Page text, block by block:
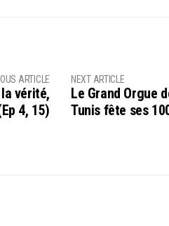
ARTICLE
vérité,
4, 15)
NEXT ARTICLE
Le Grand Orgue
Tunis fête ses